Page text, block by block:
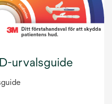
urvalsguide